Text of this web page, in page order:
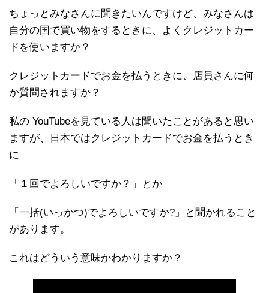
ちょっとみなさんに聞きたいんですけど、みなさんは
自分の国で買い物をするときに、よくクレジットカー
ドを使いますか？
クレジットカードでお金を払うときに、店員さんに何
か質問されますか？
私の YouTubeを見ている人は聞いたことがあると思い
ますが、日本ではクレジットカードでお金を払うとき
に
「１回でよろしいですか？」とか
「一括(いっかつ)でよろしいですか?」と聞かれること
があります。
これはどういう意味かわかりますか？